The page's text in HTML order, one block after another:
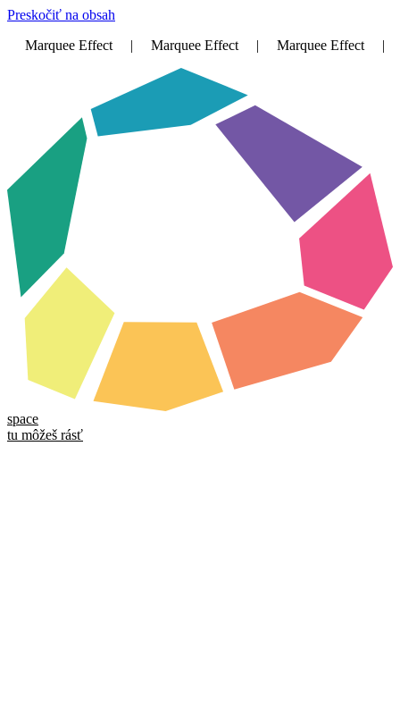
Preskočiť na obsah
Marquee Effect | Marquee Effect | Marquee Effect |
space
tu môžeš rásť